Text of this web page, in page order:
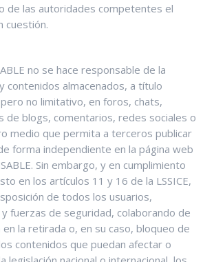
de las autoridades competentes el
cuestión.
no se hace responsable de la
contenidos almacenados, a título
no limitativo, en foros, chats,
de blogs, comentarios, redes sociales o
medio que permita a terceros publicar
forma independiente en la página web
Sin embargo, y en cumplimiento
en los artículos 11 y 16 de la LSSICE,
de todos los usuarios,
fuerzas de seguridad, colaborando de
la retirada o, en su caso, bloqueo de
contenidos que puedan afectar o